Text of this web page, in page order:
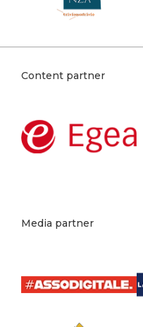
Content partner
Media partner